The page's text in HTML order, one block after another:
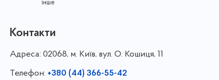
інше
Контакти
Адреса: 02068, м. Київ, вул. О. Кошиця, 11
Телефон: +380 (44) 366-55-42